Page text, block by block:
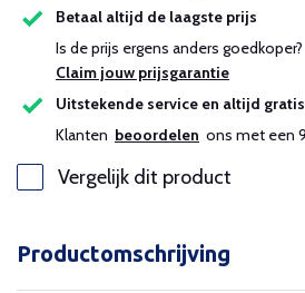
Betaal altijd de laagste prijs
Is de prijs ergens anders goedkoper?
Claim jouw prijsgarantie
Uitstekende service en altijd
Klanten beoordelen ons met een
Vergelijk dit product
Productomschrijving